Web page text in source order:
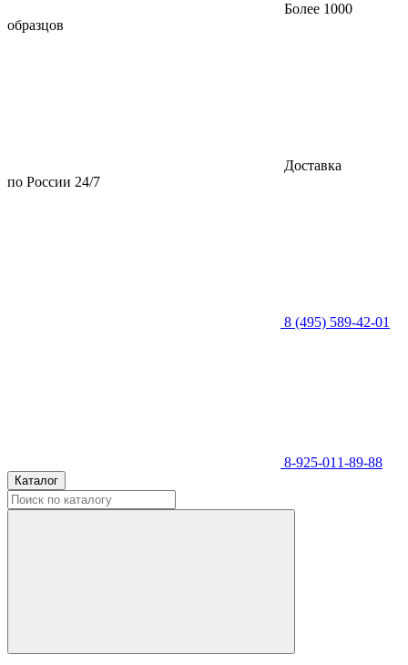
Более 1000
образцов
Доставка
по России 24/7
8 (495) 589-42-01
8-925-011-89-88
Каталог